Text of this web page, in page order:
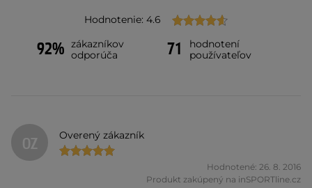
Hodnotenie: 4.6
92% zákazníkov
odporúča
71
hodnotení
používateľov
OZ Overený zákazník
Hodnotené: 26. 8. 2016
Produkt zakúpený na inSPORTline.cz